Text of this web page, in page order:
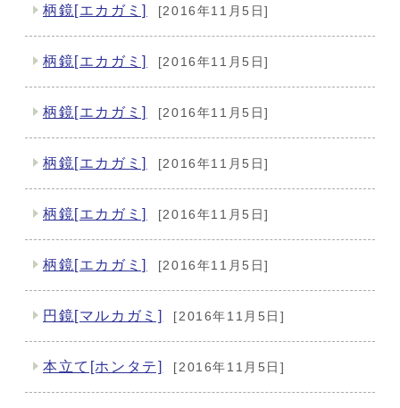
柄鏡[エカガミ] [2016年11月5日]
柄鏡[エカガミ] [2016年11月5日]
柄鏡[エカガミ] [2016年11月5日]
柄鏡[エカガミ] [2016年11月5日]
柄鏡[エカガミ] [2016年11月5日]
柄鏡[エカガミ] [2016年11月5日]
円鏡[マルカガミ] [2016年11月5日]
本立て[ホンタテ] [2016年11月5日]